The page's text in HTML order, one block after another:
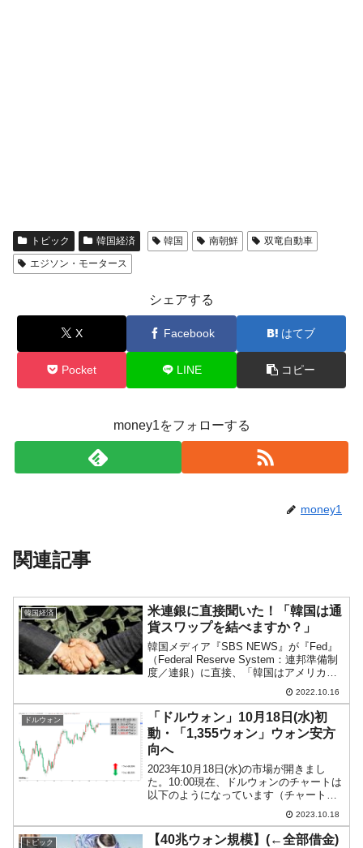
トピック 韓国経済 韓国 南朝鮮
双竜自動車
エジソン・モータース
シェアする
X Facebook はてブ
Pocket LINE コピー
money1をフォローする
money1
関連記事
韓国経済
米連銀に直接聞いた！「韓国は通
貨スワップを結べますか？」
韓国メディア『SBS NEWS』が『Fed』
（Federal Reserve System：連邦準備制
度／連銀）に直接、「韓国はアメリカ合
衆国と通貨スワップを締結できます
か？」と直撃しました。『SBS NEWS』
が投げた質問は以下の4つです...
2022.10.16
ドルウォン
「ドルウォン」10月18日(水)初
動・「1,355ウォン」ウォン安方
向へ
2023年10月18日(水)の市場が開きまし
た。10:00現在、ドルウォンのチャートは
以下のようになっています（チャートは
『Investing.com』より引用）。前日は陽
線で締まり、本日はそれを受けてのスタ
ート。現在のところ「1ドル＝1,...
2023.10.18
トピック
【40兆ウォン規模】(←全部借金)